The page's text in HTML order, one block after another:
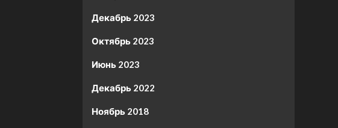
Декабрь 2023
Октябрь 2023
Июнь 2023
Декабрь 2022
Ноябрь 2018